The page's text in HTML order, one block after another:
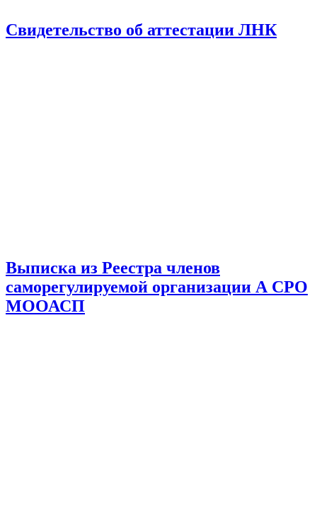
Свидетельство об аттестации ЛНК
Выписка из Реестра членов
саморегулируемой организации А СРО
МООАСП